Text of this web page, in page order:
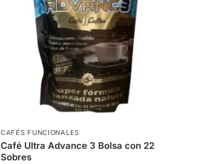
CAFÉS FUNCIONALES
Café Ultra Advance 3 Bolsa con 22
Sobres